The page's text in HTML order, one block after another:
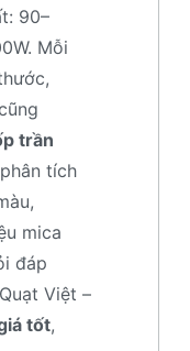
90–
Mỗi
trần
tích
mica
đáp
Việt –
tốt,